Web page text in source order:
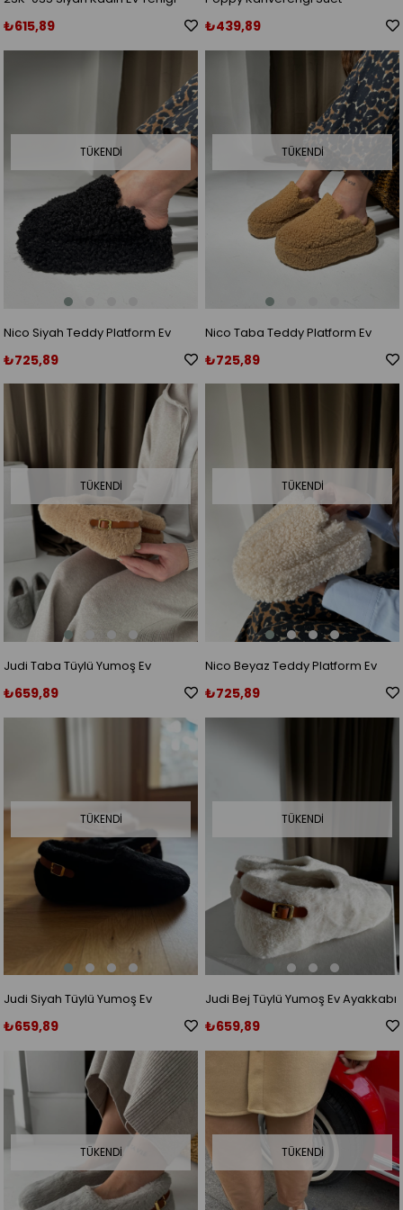
₺615,89 ₺439,89
TÜKENDI
Nico Siyah Teddy Platform Ev
₺725,89
TÜKENDI
Nico Taba Teddy Platform Ev
₺725,89
TÜKENDI
Judi Taba Tüylü Yumoş Ev
Ayakkabı
₺659,89
TÜKENDI
Nico Beyaz Teddy Platform Ev
₺725,89
TÜKENDI
Judi Siyah Tüylü Yumoş Ev
Ayakkabı
₺659,89
TÜKENDI
Judi Bej Tüylü Yumoş Ev Ayakkabı
₺659,89
TÜKENDI TÜKENDI